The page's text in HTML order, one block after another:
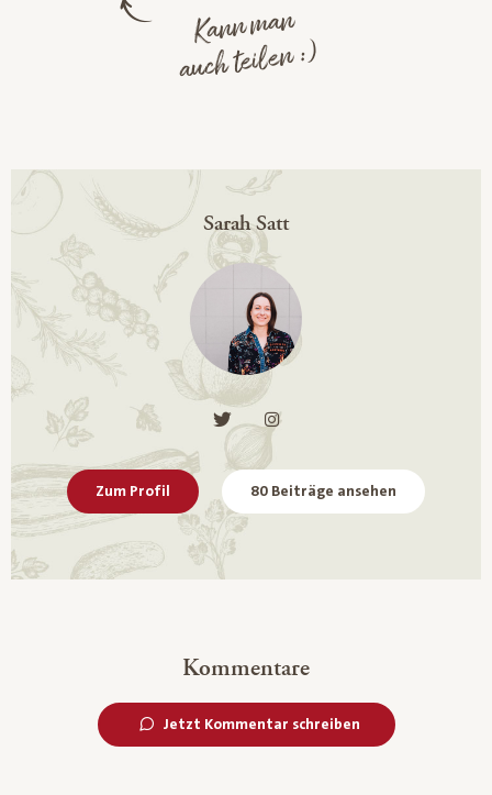
Kann man
auch teilen :)
Sarah Satt
Zum Profil 80 Beiträge ansehen
Kommentare
Jetzt Kommentar schreiben